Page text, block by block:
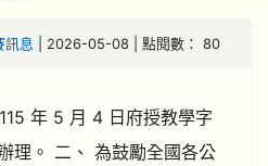
訊息 | 2026-05-08 | 點閱數： 80
年 5 月 4 日府授教學字
理。 二、 為鼓勵全國各公